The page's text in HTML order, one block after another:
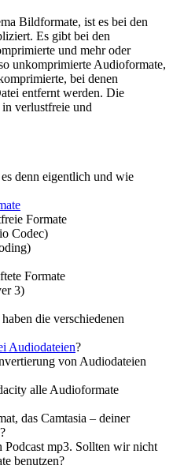
Bildformate, ist es bei den
Es gibt bei den
und mehr oder
unkomprimierte Audioformate,
bei denen
entfernt werden. Die
verlustfreie und
denn eigentlich und wie
Formate
Codec)
Formate
3)
die verschiedenen
Audiodateien?
von Audiodateien
alle Audioformate
das Camtasia – deiner
Podcast mp3. Sollten wir nicht
benutzen?